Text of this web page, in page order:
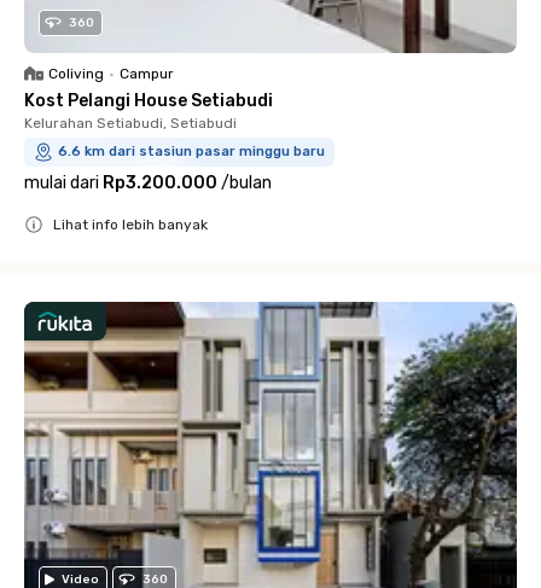
360
Coliving • Campur
Kost Pelangi House Setiabudi
Kelurahan Setiabudi, Setiabudi
6.6 km dari stasiun pasar minggu baru
mulai dari Rp3.200.000 /bulan
Lihat info lebih banyak
Video 360